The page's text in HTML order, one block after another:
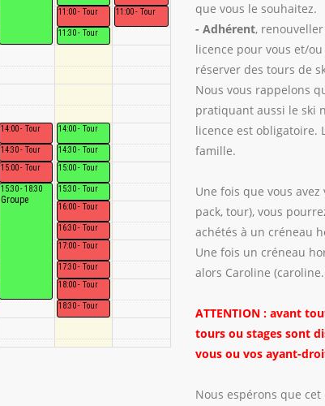
Tour
Tour
Tour
15:30 - 18:30
Groupe
Tour
Tour
Tour
Tour
Tour
Tour
Tour
Tour
Tour
Tour
Tour
Tour
Tour
que vous le souhaitez.
- Adhérent,
licence pour vous et/
réserver des tours de
Nous vous rappelons
pratiquant aussi le ski
licence est obligatoire.
famille.
Une fois que vous
pack, tour), vous
achétés à un créneau
Une fois un créneau
alors Caroline
ATTENTION : avant
tours ou stages sont
vous ou vos ayant-
Nous espérons que